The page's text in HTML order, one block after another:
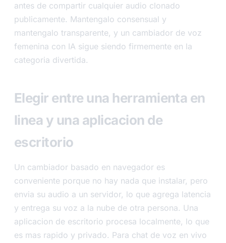
antes de compartir cualquier audio clonado
publicamente. Mantengalo consensual y
mantengalo transparente, y un cambiador de voz
femenina con IA sigue siendo firmemente en la
categoria divertida.
Elegir entre una herramienta en
linea y una aplicacion de
escritorio
Un cambiador basado en navegador es
conveniente porque no hay nada que instalar, pero
envia su audio a un servidor, lo que agrega latencia
y entrega su voz a la nube de otra persona. Una
aplicacion de escritorio procesa localmente, lo que
es mas rapido y privado. Para chat de voz en vivo